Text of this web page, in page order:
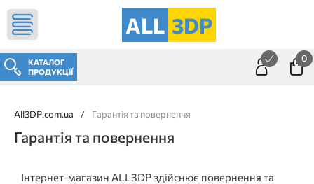
ALL 3DP
КАТАЛОГ
ПРОДУКЦІЇ
0
All3DP.com.ua / Гарантія та повернення
Гарантія та повернення
Інтернет-магазин ALL3DP здійснює повернення та